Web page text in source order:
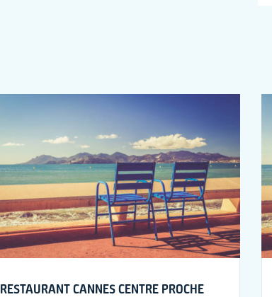
RESTAURANT CANNES CENTRE PROCHE